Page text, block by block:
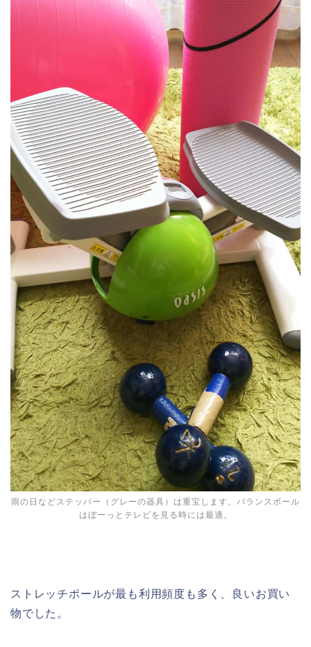
雨の日などステッパー（グレーの器具）は重宝します。バランスボール
はぼーっとテレビを見る時には最適。
ストレッチポールが最も利用頻度も多く、良いお買い
物でした。